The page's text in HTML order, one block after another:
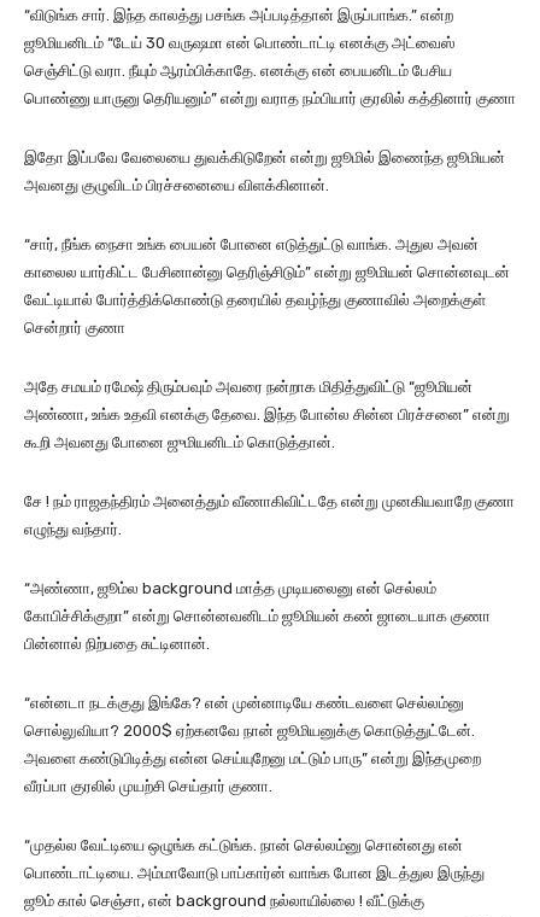
“விடுங்க சார். இந்த காலத்து பசங்க அப்படித்தான் இருப்பாங்க.” என்ற
ஜூமியனிடம் “டேய் 30 வருஷமா என் பொண்டாட்டி எனக்கு அட்வைஸ்
செஞ்சிட்டு வரா. நீயும் ஆரம்பிக்காதே. எனக்கு என் பையனிடம் பேசிய
பொண்ணு யாருனு தெரியனும்” என்று வராத நம்பியார் குரலில் கத்தினார் குணா
இதோ இப்பவே வேலையை துவக்கிடுறேன் என்று ஜூமில் இணைந்த ஜூமியன்
அவனது குழுவிடம் பிரச்சனையை விளக்கினான்.
“சார், நீங்க நைசா உங்க பையன் போனை எடுத்துட்டு வாங்க. அதுல அவன்
காலைல யார்கிட்ட பேசினான்னு தெரிஞ்சிடும்” என்று ஜூமியன் சொன்னவுடன்
வேட்டியால் போர்த்திக்கொண்டு தரையில் தவழ்ந்து குணாவில் அறைக்குள்
சென்றார் குணா
அதே சமயம் ரமேஷ் திரும்பவும் அவரை நன்றாக மிதித்துவிட்டு “ஜூமியன்
அண்ணா, உங்க உதவி எனக்கு தேவை. இந்த போன்ல சின்ன பிரச்சனை” என்று
கூறி அவனது போனை ஜுமியனிடம் கொடுத்தான்.
சே ! நம் ராஜதந்திரம் அனைத்தும் வீணாகிவிட்டதே என்று முனகியவாறே குணா
எழுந்து வந்தார்.
“அண்ணா, ஜூம்ல background மாத்த முடியலைனு என் செல்லம்
கோபிச்சிக்குறா” என்று சொன்னவனிடம் ஜூமியன் கண் ஜாடையாக குணா
பின்னால் நிற்பதை சுட்டினான்.
“என்னடா நடக்குது இங்கே? என் முன்னாடியே கண்டவளை செல்லம்னு
சொல்லுவியா? 2000$ ஏற்கனவே நான் ஜூமியனுக்கு கொடுத்துட்டேன்.
அவளை கண்டுபிடித்து என்ன செய்யுறேனு மட்டும் பாரு” என்று இந்தமுறை
வீரப்பா குரலில் முயற்சி செய்தார் குணா.
“முதல்ல வேட்டியை ஒழுங்க கட்டுங்க. நான் செல்லம்னு சொன்னது என்
பொண்டாட்டியை. அம்மாவோடு பாப்கார்ன் வாங்க போன இடத்துல இருந்து
ஜூம் கால் செஞ்சா, என் background நல்லாயில்லை ! வீட்டுக்கு